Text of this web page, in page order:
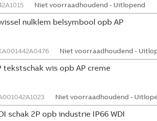
Niet voorraadhoudend - Uitlopend
nulklem belsymbool opb AP
Niet voorraadhoudend -
tekstschak wis opb AP creme
Niet voorraadhoudend -
schak 2P opb industrie IP66 WDI